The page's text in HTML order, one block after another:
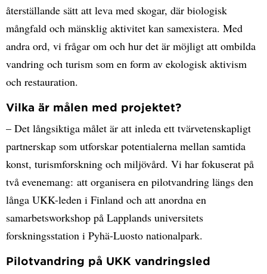
återställande sätt att leva med skogar, där biologisk
mångfald och mänsklig aktivitet kan samexistera. Med
andra ord, vi frågar om och hur det är möjligt att ombilda
vandring och turism som en form av ekologisk aktivism
och restauration.
Vilka är målen med projektet?
– Det långsiktiga målet är att inleda ett tvärvetenskapligt
partnerskap som utforskar potentialerna mellan samtida
konst, turismforskning och miljövård. Vi har fokuserat på
två evenemang: att organisera en pilotvandring längs den
långa UKK-leden i Finland och att anordna en
samarbetsworkshop på Lapplands universitets
forskningsstation i Pyhä-Luosto nationalpark.
Pilotvandring på UKK vandringsled